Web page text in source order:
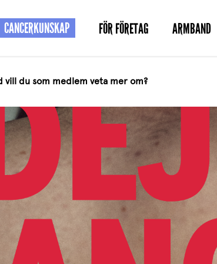
CANCERKUNSKAP FÖR FÖRETAG ARMBAND
vill du som medlem veta mer om?